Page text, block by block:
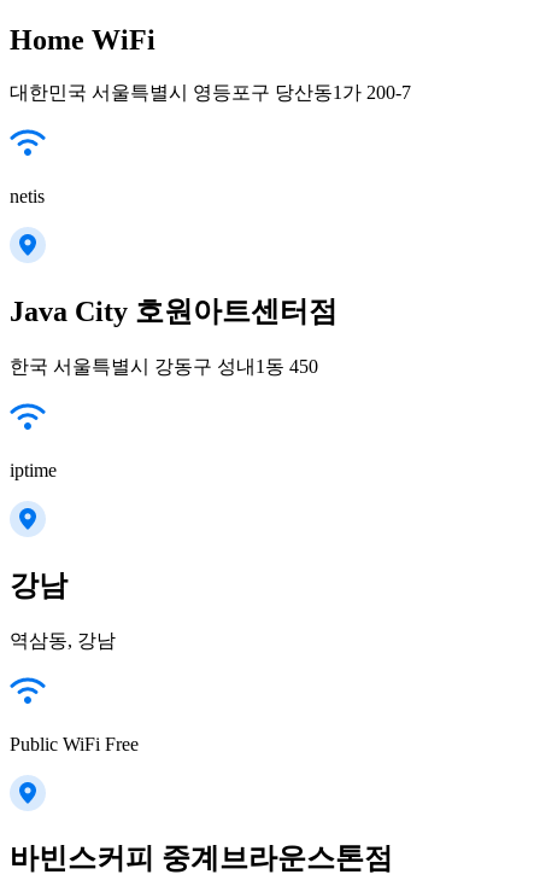
Home WiFi
대한민국 서울특별시 영등포구 당산동1가 200-7
netis
Java City 호원아트센터점
한국 서울특별시 강동구 성내1동 450
iptime
강남
역삼동, 강남
Public WiFi Free
바빈스커피 중계브라운스톤점